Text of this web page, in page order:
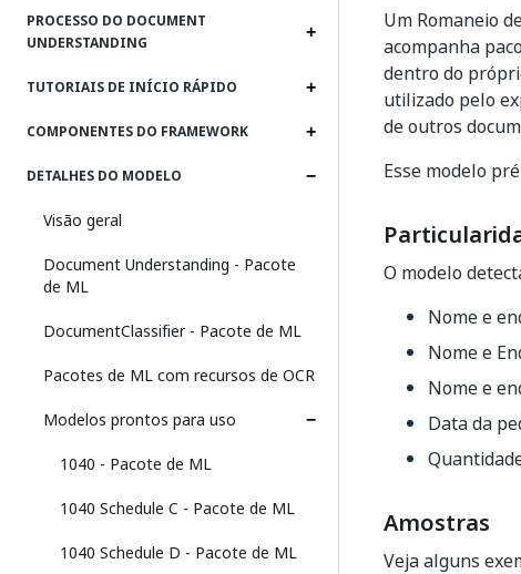
PROCESSO DO DOCUMENT
UNDERSTANDING
TUTORIAIS DE INÍCIO RÁPIDO
COMPONENTES DO FRAMEWORK
DETALHES DO MODELO
Visão geral
Document Understanding - Pacote
de ML
DocumentClassifier - Pacote de ML
Pacotes de ML com recursos de OCR
Modelos prontos para uso
1040 - Pacote de ML
1040 Schedule C - Pacote de ML
1040 Schedule D - Pacote de ML
Um Romaneio
acompanha
dentro do
utilizado pelo
de outros
Esse modelo
O modelo
Nome e
Nome e
Nome e
Data da
Amostras
Veja alguns